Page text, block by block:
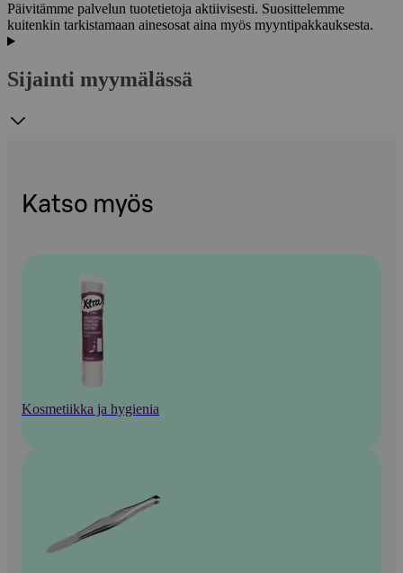
Päivitämme palvelun tuotetietoja aktiivisesti. Suosittelemme
kuitenkin tarkistamaan ainesosat aina myös myyntipakkauksesta.
Sijainti myymälässä
Katso myös
Kosmetiikka ja hygienia